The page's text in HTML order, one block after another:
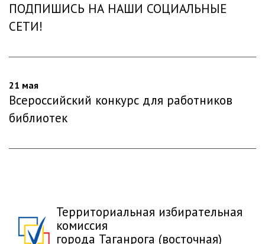
ПОДПИШИСЬ НА НАШИ СОЦИАЛЬНЫЕ
СЕТИ!
21 мая
Всероссийский конкурс для работников
библиотек
Территориальная избирательная
комиссия
города Таганрога (восточная)